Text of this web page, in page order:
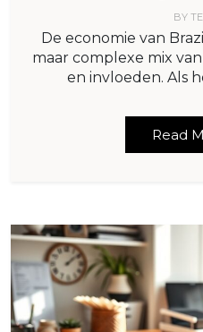
BY
De economie van
maar complexe mix
en invloeden. Als
Read